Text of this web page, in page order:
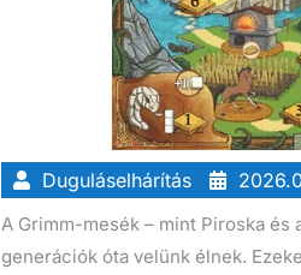
Duguláselhárítás
A Grimm-mesék – mint Piroska
generációk óta velünk élnek.